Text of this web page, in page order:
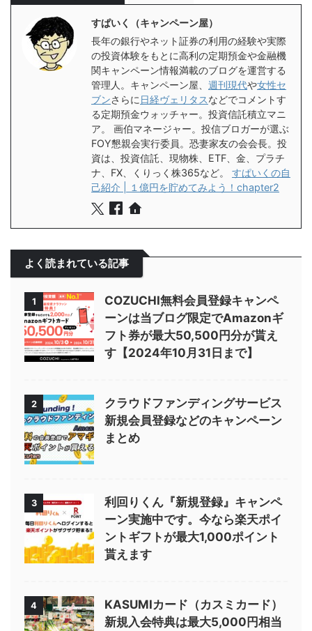
すぱいく（キャンペーン屋）
長年の銀行やネット証券の利用の経験や実際
の投資体験をもとに高利の定期預金や金融機
関キャンペーン情報満載のブログを運営する
管理人。キャンペーン屋、 週刊現代や女性セ
ブンさらに 日経ヴェリタスなどでコメントす
る定期預金ウォッチャー。投資信託積立マニ
ア。 画伯マネージャー。投信ブロガーが選ぶ
FOY懇親会実行委員。恐妻家友の会会長。投
資は、投資信託、現物株、ETF、金、プラチ
ナ、FX、くりっく株365など。 すぱいくの自
己紹介 | １億円を貯めてみよう！chapter2
よく読まれている記事
1
COZUCHI無料会員登録キャンペ
ーンは当ブログ限定でAmazonギ
フト券が最大50,500円分が貰え
す【2024年10月31日まで】
2
クラウドファンディングサービス
新規会員登録などのキャンペーン
まとめ
3
利回りくん『新規登録』キャンペ
ーン実施中です。今なら楽天ポイ
ントギフトが最大1,000ポイント
貰えます
4
KASUMIカード（カスミカード）
新規入会特典は最大5,000円相当